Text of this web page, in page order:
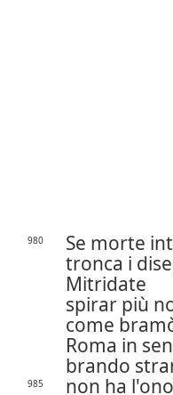
980 Se morte
tronca i
Mitridate
spirar più
come
Roma in
brando
985
non ha